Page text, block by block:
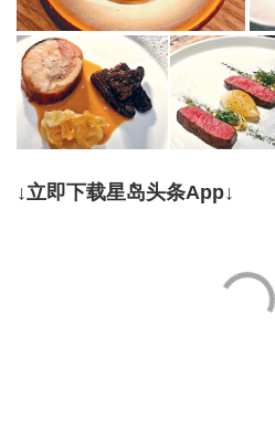
↓立即下载星岛头条App↓